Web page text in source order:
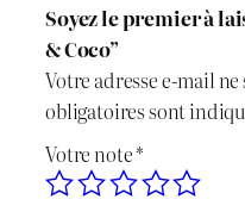
C
i
t
r
o
n
Soyez le premier à
& Coco”
Votre adresse e-mail ne
obligatoires sont
Votre note*